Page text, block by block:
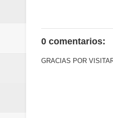
0 comentarios:
GRACIAS POR